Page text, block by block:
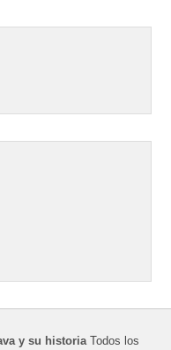
y su historiaTodos los